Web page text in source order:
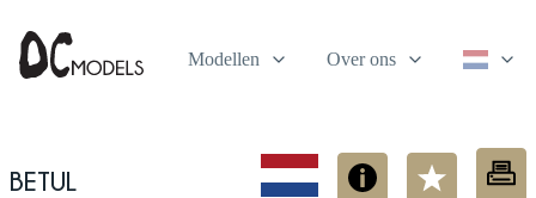
Modellen Over ons
Betul